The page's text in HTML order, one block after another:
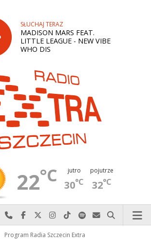
SŁUCHAJ TERAZ
MADISON MARS FEAT.
LITTLE LEAGUE - NEW VIBE
WHO DIS
22°C jutro
30°C
pojutrze
32°C
Najlepiej po prostu do nas zadzwoń
Odwiedź nas na Facebook-u
Odwiedź nas na X
Odwiedź nas na Instagram-ie
Odwiedź nas na TikTok-u
Szukaj nas na Spotify
Wyślij do nas
Szukaj
Program Radia Szczecin Extra